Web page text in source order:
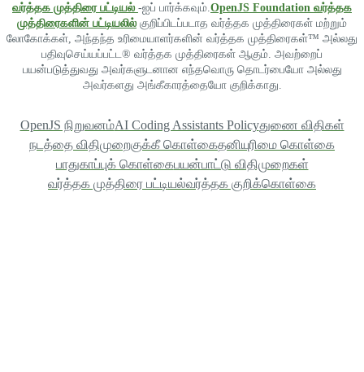
வர்த்தக முத்திரை பட்டியல் -ஐப் பார்க்கவும். OpenJS Foundation வர்த்தக
முத்திரைகளின் பட்டியலில் குறிப்பிடப்படாத வர்த்தக முத்திரைகள் மற்றும்
லோகோக்கள், அந்தந்த உரிமையாளர்களின் வர்த்தக முத்திரைகள்™ அல்லது
பதிவுசெய்யப்பட்ட® வர்த்தக முத்திரைகள் ஆகும். அவற்றைப்
பயன்படுத்துவது அவர்களுடனான எந்தவொரு தொடர்பையோ அல்லது
அவர்களது அங்கீகாரத்தையோ குறிக்காது.
OpenJS நிறுவனம்AI Coding Assistants Policyதுணை விதிகள்
நடத்தை விதிமுறைகுக்கீ கொள்கைதனியுரிமை கொள்கை
பாதுகாப்புக் கொள்கைபயன்பாட்டு விதிமுறைகள்
வர்த்தக முத்திரை பட்டியல்வர்த்தக குறிக்கொள்கை